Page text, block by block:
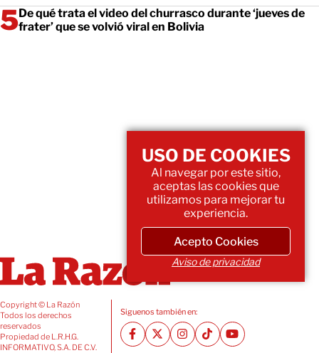
De qué trata el video del churrasco durante ‘jueves de
frater’ que se volvió viral en Bolivia
Copyright © La Razón
Todos los derechos
reservados
Propiedad de L.R.H.G.
INFORMATIVO, S.A. DE C.V.
Siguenos también en:
USO DE COOKIES
Al navegar por este sitio,
aceptas las cookies que
utilizamos para mejorar tu
experiencia.
Acepto Cookies
Aviso de privacidad